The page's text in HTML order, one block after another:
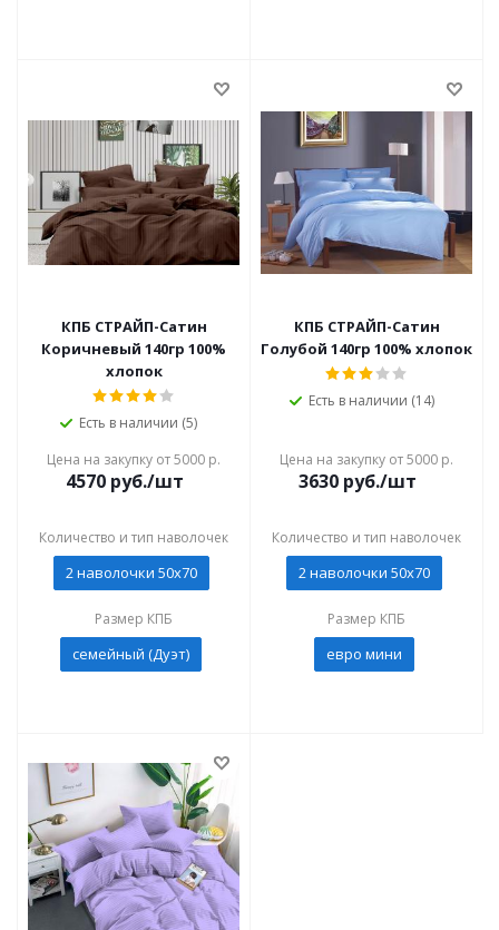
КПБ СТРАЙП-Сатин
Коричневый 140гр 100%
хлопок
Есть в наличии (5)
Цена на закупку от 5000 р.
4570 руб./шт
Количество и тип наволочек
2 наволочки 50x70
Размер КПБ
семейный (Дуэт)
КПБ СТРАЙП-Сатин
Голубой 140гр 100% хлопок
Есть в наличии (14)
Цена на закупку от 5000 р.
3630 руб./шт
Количество и тип наволочек
2 наволочки 50x70
Размер КПБ
евро мини